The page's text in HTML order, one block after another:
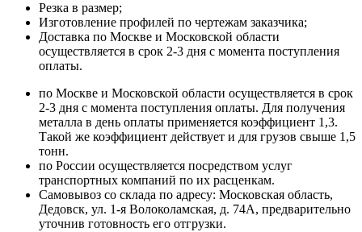
Резка в размер;
Изготовление профилей по чертежам заказчика;
Доставка по Москве и Московской области
осуществляется в срок 2-3 дня с момента поступления
оплаты.
по Москве и Московской области осуществляется в срок
2-3 дня с момента поступления оплаты. Для получения
металла в день оплаты применяется коэффициент 1,3.
Такой же коэффициент действует и для грузов свыше 1,5
тонн.
по России осуществляется посредством услуг
транспортных компаний по их расценкам.
Самовывоз со склада по адресу: Московская область,
Дедовск, ул. 1-я Волоколамская, д. 74А, предварительно
уточнив готовность его отгрузки.